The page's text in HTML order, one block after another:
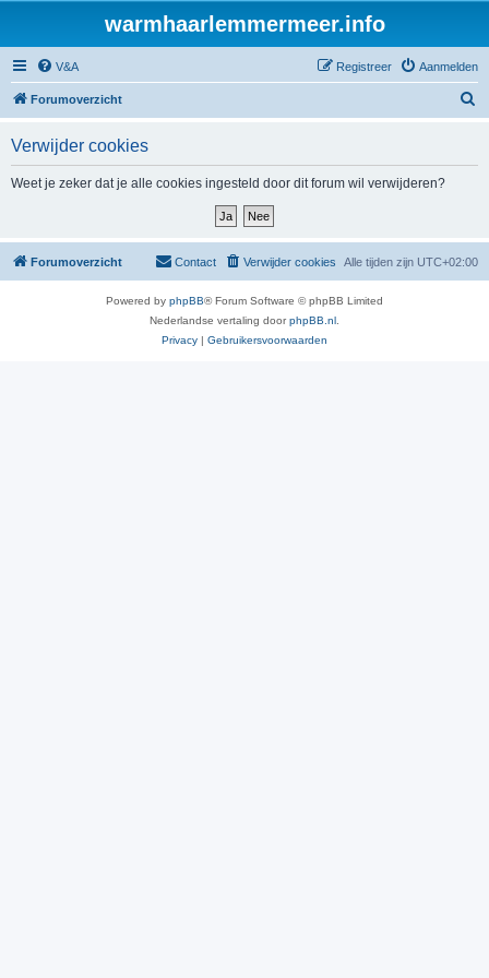
warmhaarlemmermeer.info
V&A Aanmelden
Registreer
Forumoverzicht
Verwijder cookies
Weet je zeker dat je alle cookies ingesteld door dit forum wil verwijderen?
Forumoverzicht Alle tijden zijn UTC+02:00
Verwijder cookies
Contact
Powered by phpBB® Forum Software © phpBB Limited
Nederlandse vertaling doorphpBB.nl
Privacy | Gebruikersvoorwaarden